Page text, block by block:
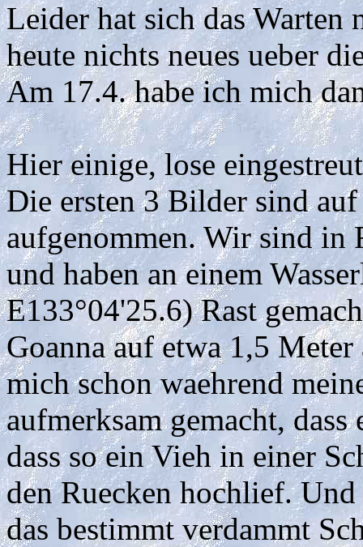
Leider hat sich das
heute nichts neues ueber
Am 17.4. habe ich mich
Hier einige, lose
Die ersten 3 Bilder sind
aufgenommen. Wir sind in
und haben an einem
E133°04'25.6) Rast
Goanna auf etwa 1,5
mich schon waehrend
aufmerksam gemacht,
dass so ein Vieh in einer
den Ruecken hochlief.
das bestimmt verdammt